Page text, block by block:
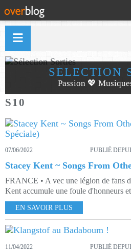
SÉLECTION
Passion 💖
S10
07/06/2022 PUBLIÉ
FRANCE • A vec une légion de fans
Kent accumule une foule d'honneurs
EN SAVOIR PLUS
11/04/2022 PUBLIÉ